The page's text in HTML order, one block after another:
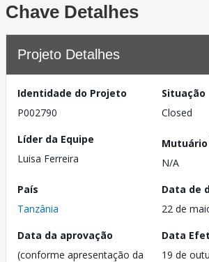
Chave Detalhes
Projeto Detalhes
Identidade do Projeto
P002790
Situação
Closed
Líder da Equipe
Luisa Ferreira
Mutuário
N/A
País
Tanzânia
Data de
22 de
Data da aprovação
(conforme apresentação da
Data
19 de